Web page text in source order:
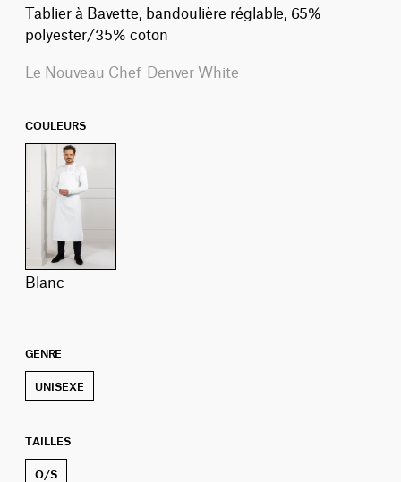
Tablier à Bavette, bandoulière réglable, 65%
polyester/35% coton
Le Nouveau Chef_Denver White
COULEURS
blanc
GENRE
UNISEXE
TAILLES
O/S